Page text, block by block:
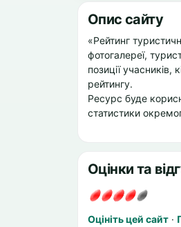
Опис сайту
«Рейтинг
фотогалереї,
позиції учасників,
рейтингу.
Ресурс буде
статистики
Оцінки та
Оцініть цей сайт ·